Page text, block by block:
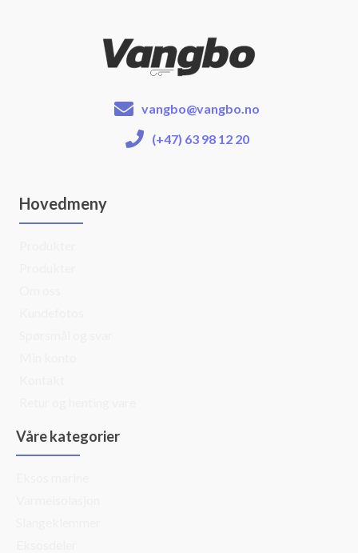
vangbo@vangbo.no
(+47) 63 98 12 20
Hovedmeny
Våre kategorier